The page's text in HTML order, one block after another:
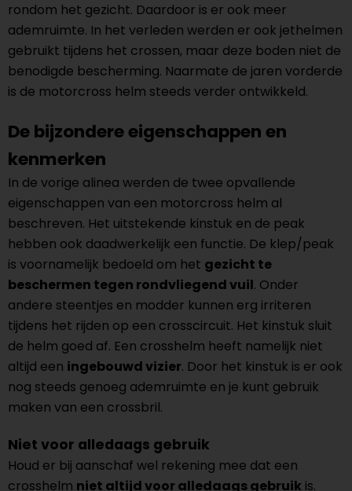
rondom het gezicht. Daardoor is er ook meer
ademruimte. In het verleden werden er ook jethelmen
gebruikt tijdens het crossen, maar deze boden niet de
benodigde bescherming. Naarmate de jaren vorderde
is de motorcross helm steeds verder ontwikkeld.
De bijzondere eigenschappen en
kenmerken
In de vorige alinea werden de twee opvallende
eigenschappen van een motorcross helm al
beschreven. Het uitstekende kinstuk en de peak
hebben ook daadwerkelijk een functie. De klep/peak
is voornamelijk bedoeld om het gezicht te
beschermen tegen rondvliegend vuil. Onder
andere steentjes en modder kunnen erg irriteren
tijdens het rijden op een crosscircuit. Het kinstuk sluit
de helm goed af. Een crosshelm heeft namelijk niet
altijd een ingebouwd vizier. Door het kinstuk is er ook
nog steeds genoeg ademruimte en je kunt gebruik
maken van een crossbril.
Niet voor alledaags gebruik
Houd er bij aanschaf wel rekening mee dat een
crosshelm niet altijd voor alledaags gebruik is.